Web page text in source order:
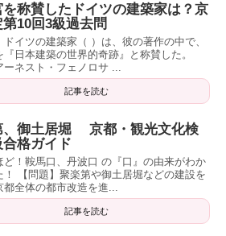
称賛したドイツの建築家は？京
10回3級過去問
ドイツの建築家（ ）は、彼の著作の中で、
『日本建築の世界的奇跡』と称賛した。
ーネスト・フェノロサ ...
記事を読む
、御土居堀 京都・観光文化検
合格ガイド
ど！鞍馬口、丹波口 の『口』の由来がわか
！ 【問題】聚楽第や御土居堀などの建設を
都全体の都市改造を進...
記事を読む